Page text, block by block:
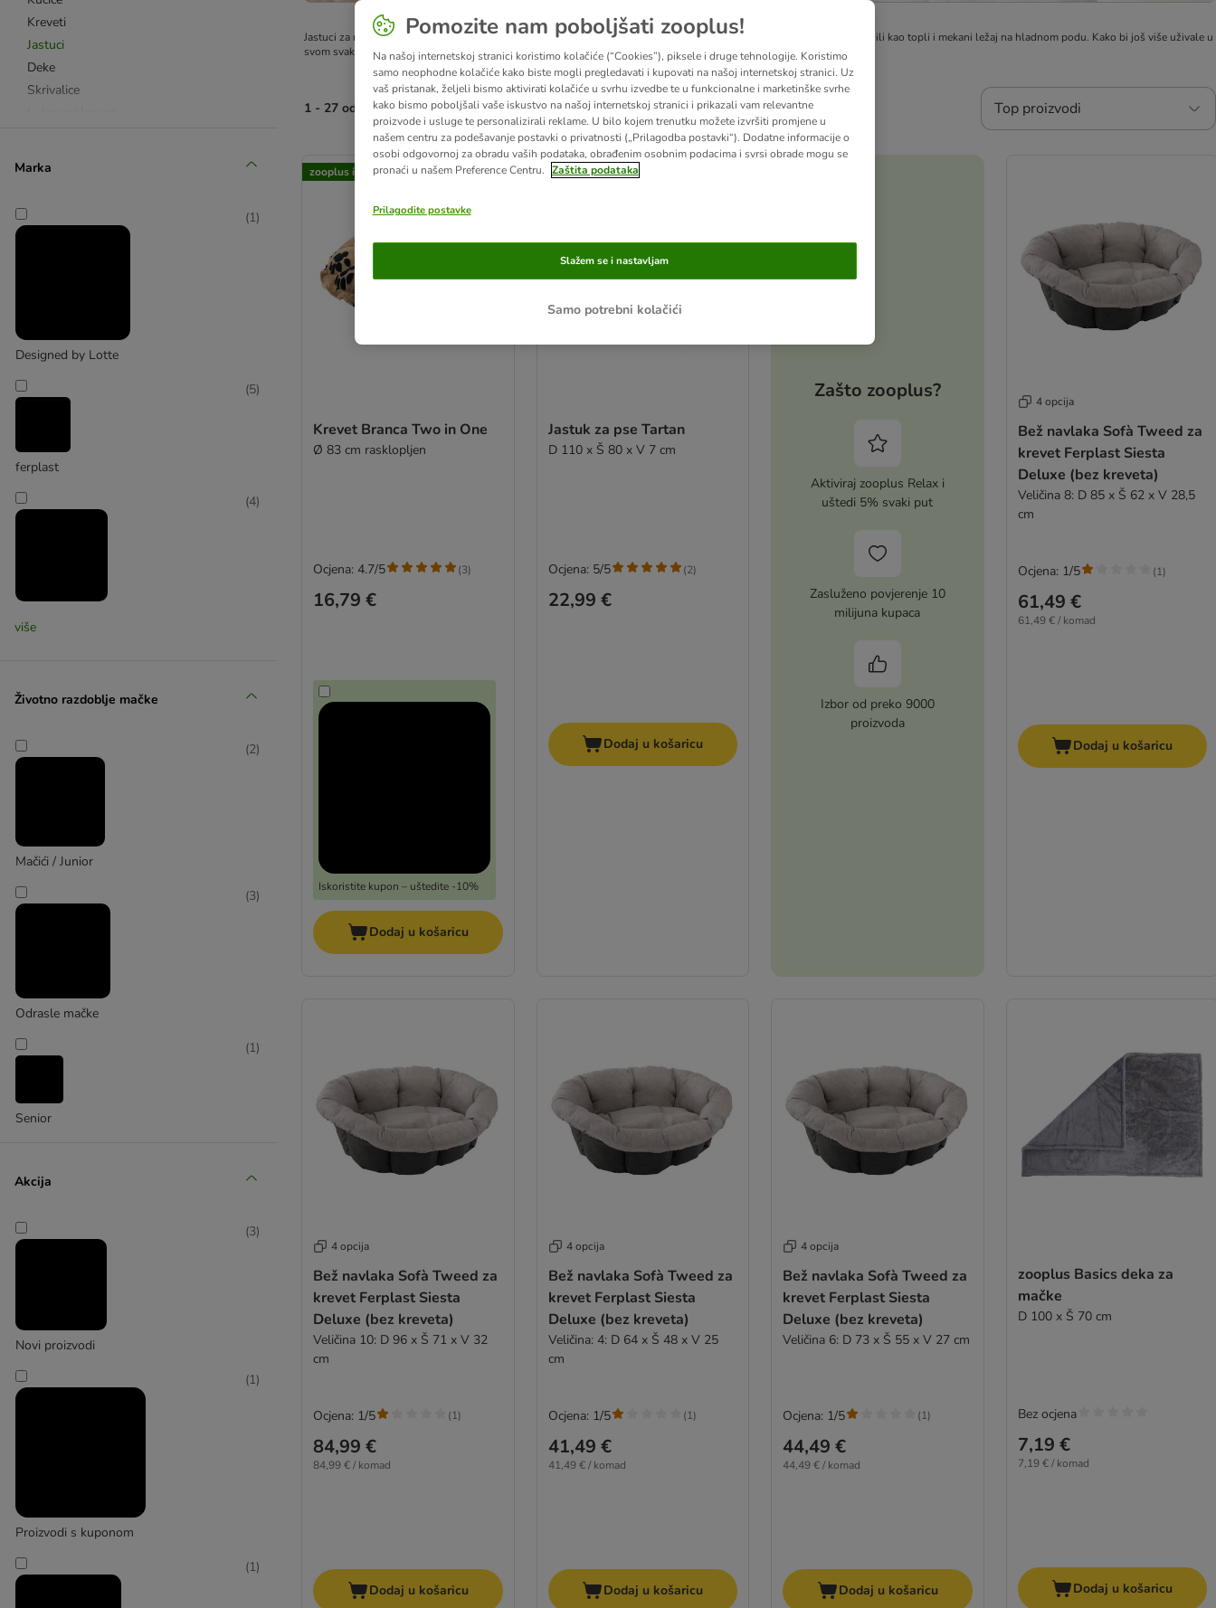
Kreveti
Jastuci
Deke
Skrivalice
Ležajevi za mačiće
Marka
Designed by Lotte
(1)
ferplast
(5)
(4)
više
Životno razdoblje mačke
Mačići / Junior
(2)
Odrasle mačke
(3)
Senior
(1)
Akcija
Novi proizvodi
(3)
Proizvodi s kuponom
(1)
(1)
Jastuci za mačke vašim ljubimicama uvijek pružaju udobnost i toplinu. Jastuke možete koristiti kao zaštita za namještaj ili kao topli i mekani ležaj na hladnom podu. Kako bi još više uživale u
svom svakodnevnom odmoru, nabavite im i odgovarajuće pokrivače.
1 - 27 od 27 rezultata Top proizvodi
artikli proizvoda su promijenjeni
zooplus izbor
Krevet Branca Two in One
Ø 83 cm rasklopljen
16,79 €
Iskoristite kupon – uštedite -10%
Ocjena: 4.7/5 (3)
Dodaj u košaricu
Jastuk za pse Tartan
D 110 x Š 80 x V 7 cm
22,99 €
Ocjena: 5/5 (2)
Dodaj u košaricu
Zašto zooplus?
Aktiviraj zooplus Relax i
uštedi 5% svaki put
Zasluženo povjerenje 10
milijuna kupaca
Izbor od preko 9000
proizvoda
4 opcija
Bež navlaka Sofà Tweed za
krevet Ferplast Siesta
Deluxe (bez kreveta)
Veličina 8: D 85 x Š 62 x V 28,5
cm
61,49 €
61,49 € / komad
Ocjena: 1/5 (1)
Dodaj u košaricu
4 opcija
Bež navlaka Sofà Tweed za
krevet Ferplast Siesta
Deluxe (bez kreveta)
Veličina 10: D 96 x Š 71 x V 32
cm
84,99 €
84,99 € / komad
Ocjena: 1/5 (1)
Dodaj u košaricu
4 opcija
Bež navlaka Sofà Tweed za
krevet Ferplast Siesta
Deluxe (bez kreveta)
Veličina: 4: D 64 x Š 48 x V 25
cm
41,49 €
41,49 € / komad
Ocjena: 1/5 (1)
Dodaj u košaricu
4 opcija
Bež navlaka Sofà Tweed za
krevet Ferplast Siesta
Deluxe (bez kreveta)
Veličina 6: D 73 x Š 55 x V 27 cm
44,49 €
44,49 € / komad
Ocjena: 1/5 (1)
Dodaj u košaricu
zooplus Basics deka za
mačke
D 100 x Š 70 cm
7,19 €
7,19 € / komad
Bez ocjena
Dodaj u košaricu
Pomozite nam poboljšati zooplus!
Na našoj internetskoj stranici koristimo kolačiće (“Cookies”), piksele i druge tehnologije. Koristimo
samo neophodne kolačiće kako biste mogli pregledavati i kupovati na našoj internetskoj stranici. Uz
vaš pristanak, željeli bismo aktivirati kolačiće u svrhu izvedbe te u funkcionalne i marketinške svrhe
kako bismo poboljšali vaše iskustvo na našoj internetskoj stranici i prikazali vam relevantne
proizvode i usluge te personalizirali reklame. U bilo kojem trenutku možete izvršiti promjene u
našem centru za podešavanje postavki o privatnosti („Prilagodba postavki“). Dodatne informacije o
osobi odgovornoj za obradu vaših podataka, obrađenim osobnim podacima i svrsi obrade mogu se
pronaći u našem Preference Centru. Zaštita podataka
Prilagodite postavke
Samo potrebni kolačići
Slažem se i nastavljam